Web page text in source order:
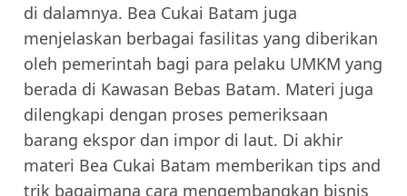
di dalamnya. Bea Cukai Batam juga
menjelaskan berbagai fasilitas yang diberikan
oleh pemerintah bagi para pelaku UMKM yang
berada di Kawasan Bebas Batam. Materi juga
dilengkapi dengan proses pemeriksaan
barang ekspor dan impor di laut. Di akhir
materi Bea Cukai Batam memberikan tips and
trik bagaimana cara mengembangkan bisnis